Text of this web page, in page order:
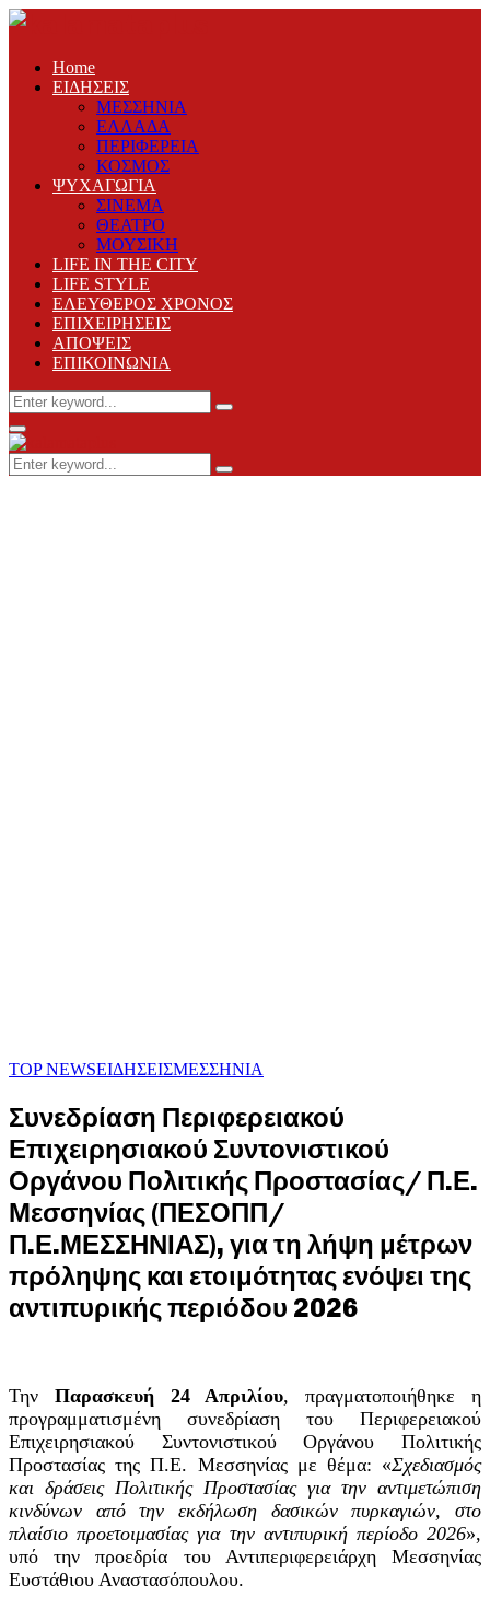
Home
ΕΙΔΗΣΕΙΣ
ΜΕΣΣΗΝΙΑ
ΕΛΛΑΔΑ
ΠΕΡΙΦΕΡΕΙΑ
ΚΟΣΜΟΣ
ΨΥΧΑΓΩΓΙΑ
ΣΙΝΕΜΑ
ΘΕΑΤΡΟ
ΜΟΥΣΙΚΗ
LIFE IN THE CITY
LIFE STYLE
ΕΛΕΥΘΕΡΟΣ ΧΡΟΝΟΣ
ΕΠΙΧΕΙΡΗΣΕΙΣ
ΑΠΟΨΕΙΣ
ΕΠΙΚΟΙΝΩΝΙΑ
Search
for:
Search
Primary
Menu
Search
for:
Search
TOP NEWSΕΙΔΗΣΕΙΣΜΕΣΣΗΝΙΑ
Συνεδρίαση Περιφερειακού
Επιχειρησιακού Συντονιστικού
Οργάνου Πολιτικής Προστασίας/ Π.Ε.
Μεσσηνίας (ΠΕΣΟΠΠ/
Π.Ε.ΜΕΣΣΗΝΙΑΣ), για τη λήψη μέτρων
πρόληψης και ετοιμότητας ενόψει της
αντιπυρικής περιόδου 2026
Την Παρασκευή 24 Απριλίου, πραγματοποιήθηκε η
προγραμματισμένη συνεδρίαση του Περιφερειακού
Επιχειρησιακού Συντονιστικού Οργάνου Πολιτικής
Προστασίας της Π.Ε. Μεσσηνίας με θέμα: «Σχεδιασμός
και δράσεις Πολιτικής Προστασίας για την αντιμετώπιση
κινδύνων από την εκδήλωση δασικών πυρκαγιών, στο
πλαίσιο προετοιμασίας για την αντιπυρική περίοδο 2026»,
υπό την προεδρία του Αντιπεριφερειάρχη Μεσσηνίας
Ευστάθιου Αναστασόπουλου.